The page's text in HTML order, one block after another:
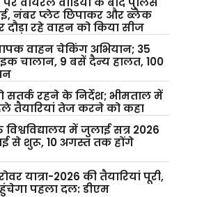
नंबर प्लेट छिपाकर और ब्लैक
रहे वाहन को किया सीज
वाहन चेकिंग अभियान; 35
चालान, 9 बसें दैन्य हालत, 100
सतर्क रहने के निर्देश; भीमताल में
तैयारियां तेज करने को कहा
विश्वविद्यालय में जुलाई सत्र 2026
से शुरू, 10 अगस्त तक होंगे
यात्रा-2026 की तैयारियां पूरी,
पहला दल: डीएम